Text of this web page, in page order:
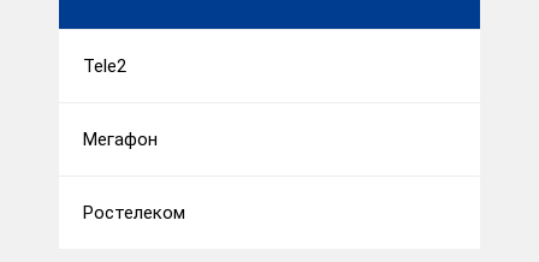
Tele2
Мегафон
Ростелеком